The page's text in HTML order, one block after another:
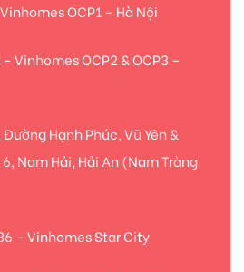
OCP1 – Hà Nội
Vinhomes OCP2 & OCP3 –
Hạnh Phúc, Vũ Yên &
6, Nam Hải, Hải An (Nam Tràng
– Vinhomes Star City